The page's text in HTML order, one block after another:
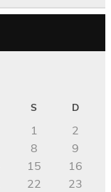
S D
1
2
8
9
15
16
22
23